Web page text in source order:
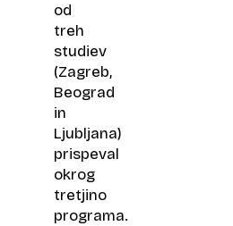
od
treh
studiev
(Zagreb,
Beograd
in
Ljubljana)
prispeval
okrog
tretjino
programa.